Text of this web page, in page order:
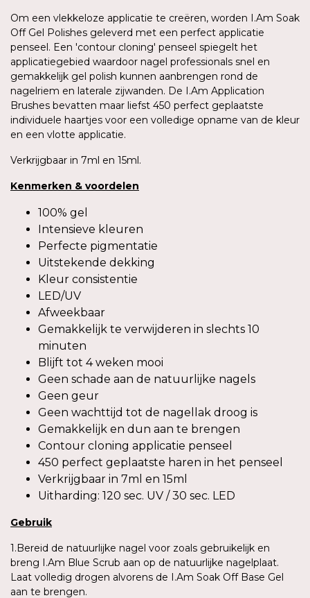
Om een vlekkeloze applicatie te creëren, worden I.Am Soak
Off Gel Polishes geleverd met een perfect applicatie
penseel. Een 'contour cloning' penseel spiegelt het
applicatiegebied waardoor nagel professionals snel en
gemakkelijk gel polish kunnen aanbrengen rond de
nagelriem en laterale zijwanden. De I.Am Application
Brushes bevatten maar liefst 450 perfect geplaatste
individuele haartjes voor een volledige opname van de kleur
en een vlotte applicatie.
Verkrijgbaar in 7ml en 15ml.
Kenmerken & voordelen
100% gel
Intensieve kleuren
Perfecte pigmentatie
Uitstekende dekking
Kleur consistentie
LED/UV
Afweekbaar
Gemakkelijk te verwijderen in slechts 10
minuten
Blijft tot 4 weken mooi
Geen schade aan de natuurlijke nagels
Geen geur
Geen wachttijd tot de nagellak droog is
Gemakkelijk en dun aan te brengen
Contour cloning applicatie penseel
450 perfect geplaatste haren in het penseel
Verkrijgbaar in 7ml en 15ml
Uitharding: 120 sec. UV / 30 sec. LED
Gebruik
1.Bereid de natuurlijke nagel voor zoals gebruikelijk en
breng I.Am Blue Scrub aan op de natuurlijke nagelplaat.
Laat volledig drogen alvorens de I.Am Soak Off Base Gel
aan te brengen.